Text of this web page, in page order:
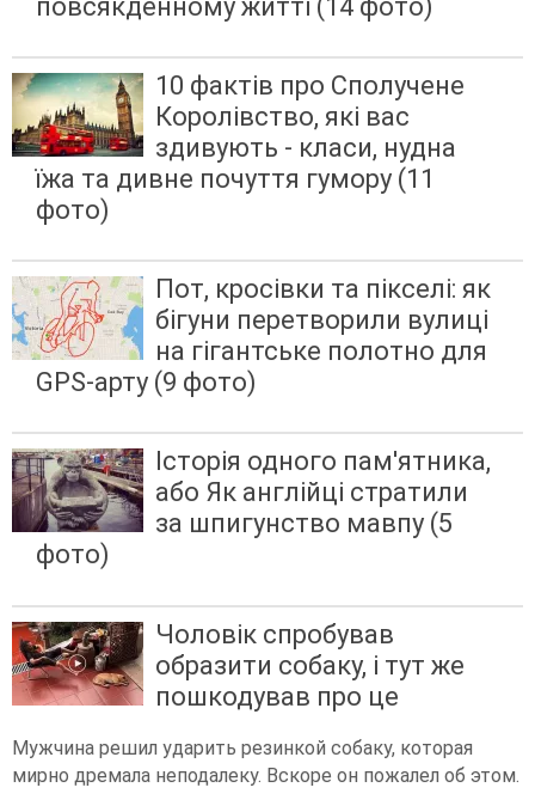
повсякденному житті (14 фото)
10 фактів про Сполучене
Королівство, які вас
здивують - класи, нудна
їжа та дивне почуття гумору (11
фото)
Пот, кросівки та пікселі: як
бігуни перетворили вулиці
на гігантське полотно для
GPS-арту (9 фото)
Історія одного пам'ятника,
або Як англійці стратили
за шпигунство мавпу (5
фото)
Чоловік спробував
образити собаку, і тут же
пошкодував про це
Мужчина решил ударить резинкой собаку, которая
мирно дремала неподалеку. Вскоре он пожалел об этом.